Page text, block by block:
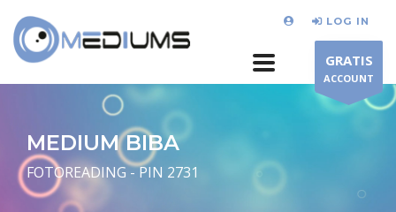
LOG IN
GRATIS
ACCOUNT
MEDIUM BIBA
FOTOREADING - PIN 2731